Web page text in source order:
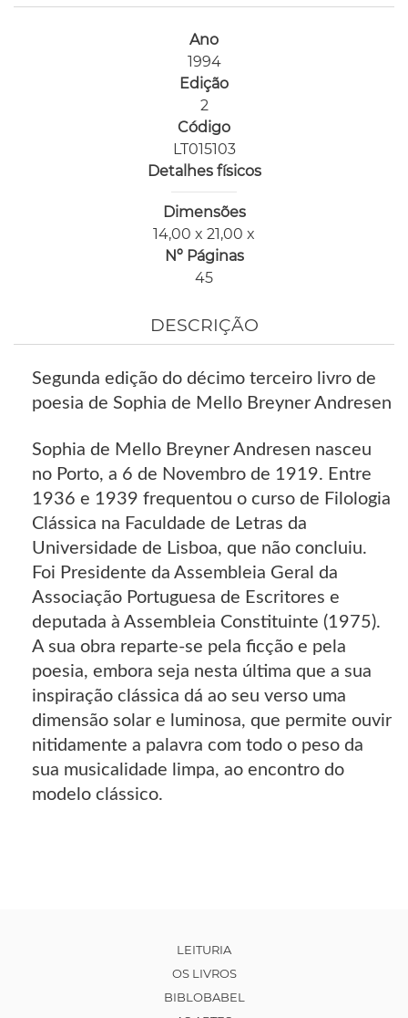
Ano
1994
Edição
2
Código
LT015103
Detalhes físicos
Dimensões
14,00 x 21,00 x
Nº Páginas
45
DESCRIÇÃO
Segunda edição do décimo terceiro livro de
poesia de Sophia de Mello Breyner Andresen
Sophia de Mello Breyner Andresen nasceu
no Porto, a 6 de Novembro de 1919. Entre
1936 e 1939 frequentou o curso de Filologia
Clássica na Faculdade de Letras da
Universidade de Lisboa, que não concluiu.
Foi Presidente da Assembleia Geral da
Associação Portuguesa de Escritores e
deputada à Assembleia Constituinte (1975).
A sua obra reparte-se pela ficção e pela
poesia, embora seja nesta última que a sua
inspiração clássica dá ao seu verso uma
dimensão solar e luminosa, que permite ouvir
nitidamente a palavra com todo o peso da
sua musicalidade limpa, ao encontro do
modelo clássico.
LEITURIA
OS LIVROS
BIBLOBABEL